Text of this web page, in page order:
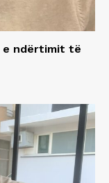
e ndërtimit të